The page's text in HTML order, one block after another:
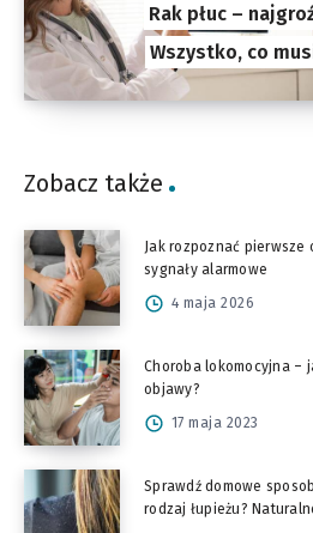
Rak płuc –
Wszystko, co
Zobacz także
Jak rozpoznać pierwsze
sygnały alarmowe
4 maja 2026
Choroba lokomocyjna –
objawy?
17 maja 2023
Sprawdź domowe
rodzaj łupieżu?